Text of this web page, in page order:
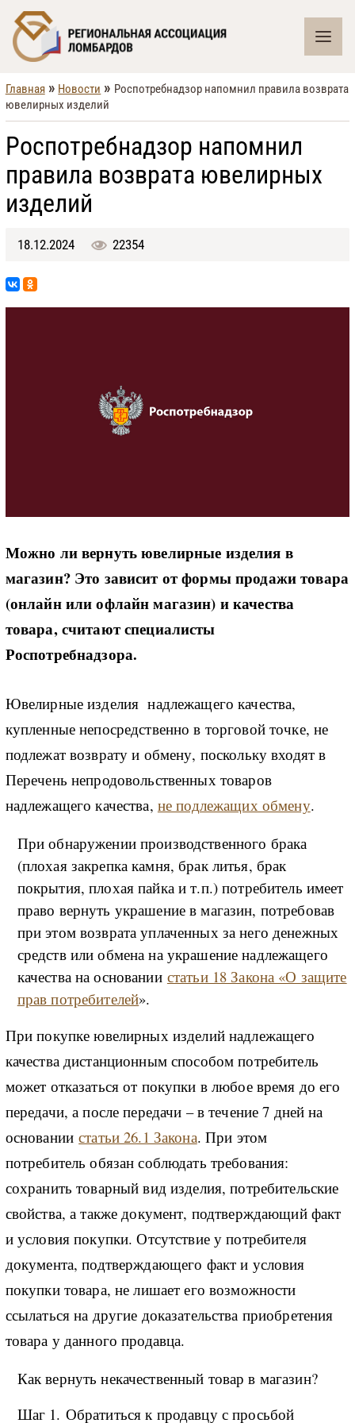
Главная » Новости » Роспотребнадзор напомнил правила возврата
ювелирных изделий
Роспотребнадзор напомнил
правила возврата ювелирных
изделий
18.12.2024 22354
Можно ли вернуть ювелирные изделия в
магазин? Это зависит от формы продажи товара
(онлайн или офлайн магазин) и качества
товара, считают специалисты
Роспотребнадзора.
Ювелирные изделия надлежащего качества,
купленные непосредственно в торговой точке, не
подлежат возврату и обмену, поскольку входят в
Перечень непродовольственных товаров
надлежащего качества, не подлежащих обмену.
При обнаружении производственного брака
(плохая закрепка камня, брак литья, брак
покрытия, плохая пайка и т.п.) потребитель имеет
право вернуть украшение в магазин, потребовав
при этом возврата уплаченных за него денежных
средств или обмена на украшение надлежащего
качества на основании статьи 18 Закона «О защите
прав потребителей».
При покупке ювелирных изделий надлежащего
качества дистанционным способом потребитель
может отказаться от покупки в любое время до его
передачи, а после передачи – в течение 7 дней на
основаниистатьи 26.1 Закона. При этом
потребитель обязан соблюдать требования:
сохранить товарный вид изделия, потребительские
свойства, а также документ, подтверждающий факт
и условия покупки. Отсутствие у потребителя
документа, подтверждающего факт и условия
покупки товара, не лишает его возможности
ссылаться на другие доказательства приобретения
товара у данного продавца.
Как вернуть некачественный товар в магазин?
Шаг 1. Обратиться к продавцу с просьбой